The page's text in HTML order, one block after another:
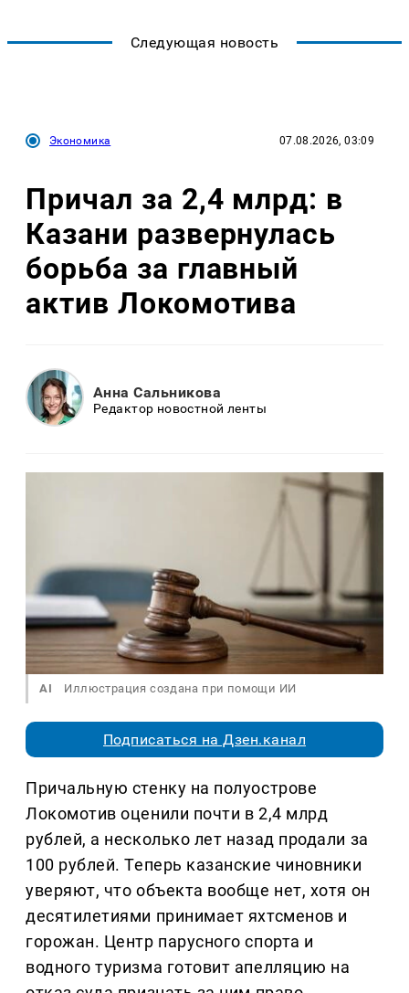
Следующая новость
Экономика 07.08.2026, 03:09
Причал за 2,4 млрд: в
Казани развернулась
борьба за главный
актив Локомотива
Анна Сальникова
Редактор новостной ленты
AI Иллюстрация создана при помощи ИИ
Подписаться на Дзен.канал
Причальную стенку на полуострове
Локомотив оценили почти в 2,4 млрд
рублей, а несколько лет назад продали за
100 рублей. Теперь казанские чиновники
уверяют, что объекта вообще нет, хотя он
десятилетиями принимает яхтсменов и
горожан. Центр парусного спорта и
водного туризма готовит апелляцию на